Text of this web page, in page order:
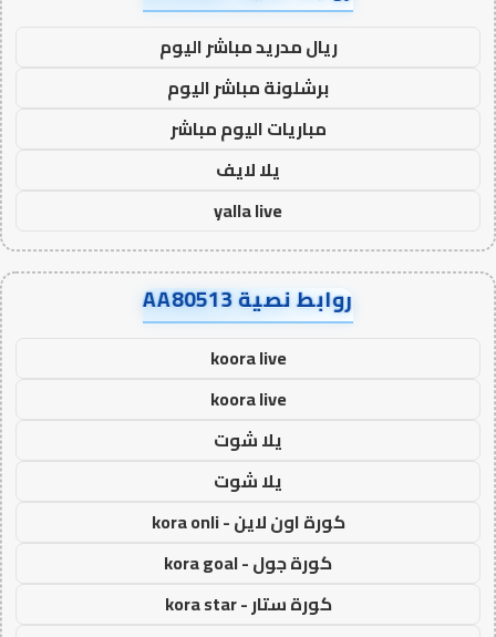
ريال مدريد مباشر اليوم
برشلونة مباشر اليوم
مباريات اليوم مباشر
يلا لايف
yalla live
روابط نصية AA80513
koora live
koora live
يلا شوت
يلا شوت
كورة اون لاين - kora onli
كورة جول - kora goal
كورة ستار - kora star